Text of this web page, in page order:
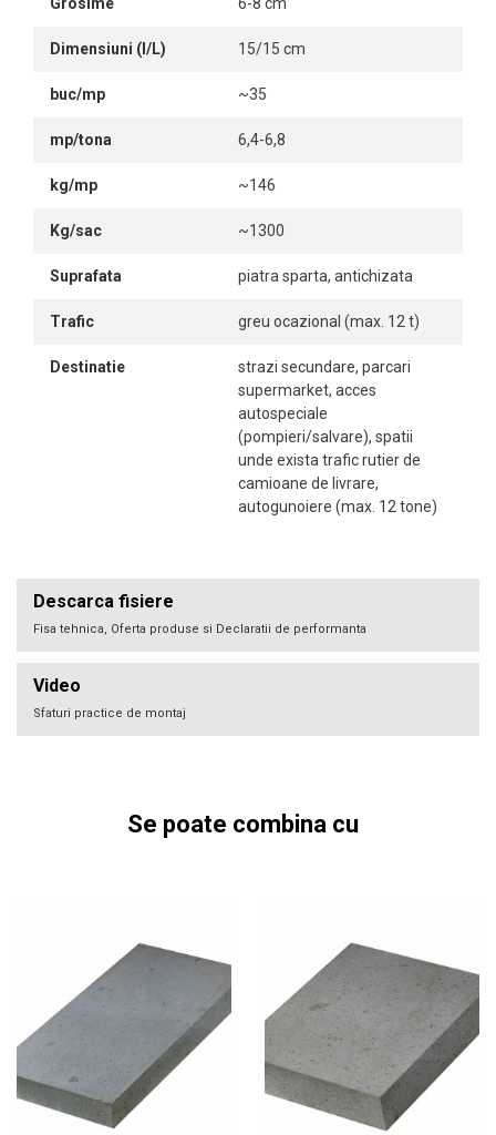
Grosime 6-8 cm
Dimensiuni (l/L) 15/15 cm
buc/mp ~35
mp/tona 6,4-6,8
kg/mp ~146
Kg/sac ~1300
Suprafata piatra sparta, antichizata
Trafic greu ocazional (max. 12 t)
Destinatie
strazi secundare, parcari
supermarket, acces
autospeciale
(pompieri/salvare), spatii
unde exista trafic rutier de
camioane de livrare,
autogunoiere (max. 12 tone)
Descarca fisiere
Fisa tehnica, Oferta produse si Declaratii de performanta
Video
Sfaturi practice de montaj
Se poate combina cu